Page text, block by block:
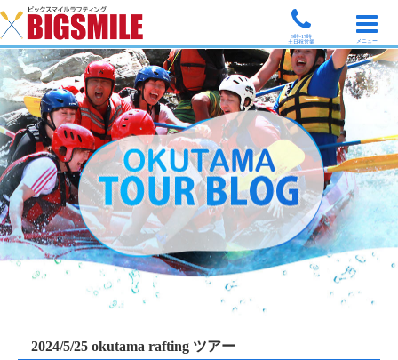
9時-17時
土日祝営業
メニュー
2024/5/25 okutama rafting ツアー